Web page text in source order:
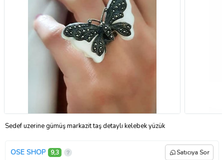
Sedef uzerine gümüş markazit taş detaylı kelebek yüzük
OSE SHOP 9,3 Satıcıya Sor